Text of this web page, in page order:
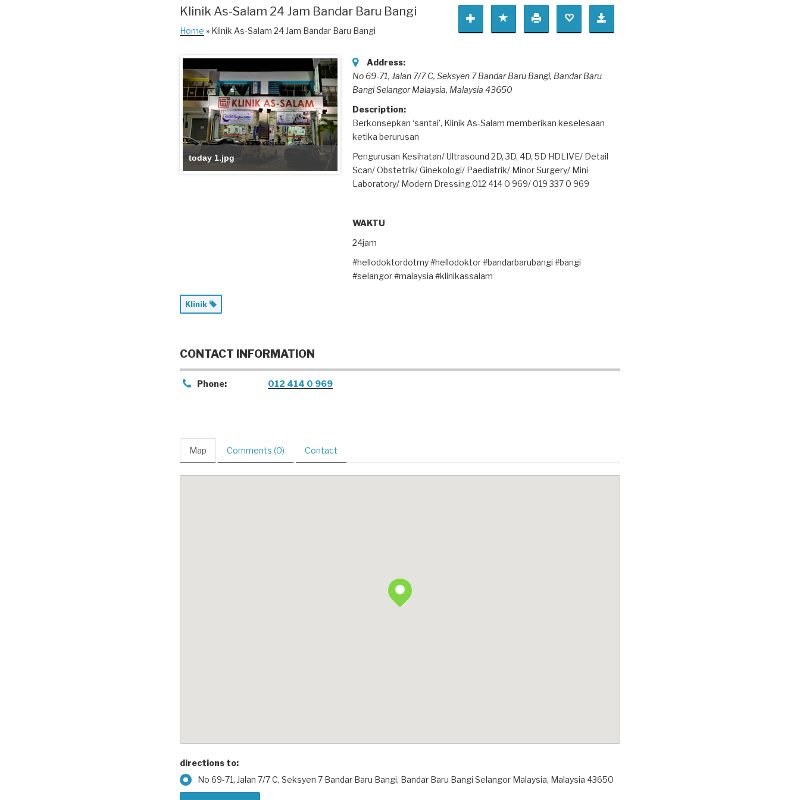
Klinik As-Salam 24 Jam Bandar Baru Bangi
Home » Klinik As-Salam 24 Jam Bandar Baru Bangi
today 1.jpg
Address:
No 69-71, Jalan 7/7 C, Seksyen 7 Bandar Baru Bangi, Bandar Baru
Bangi Selangor Malaysia, Malaysia 43650
Description:
Berkonsepkan ‘santai’, Klinik As-Salam memberikan keselesaan
ketika berurusan
Pengurusan Kesihatan/ Ultrasound 2D, 3D, 4D, 5D HDLIVE/ Detail
Scan/ Obstetrik/ Ginekologi/ Paediatrik/ Minor Surgery/ Mini
Laboratory/ Modern Dressing.012 414 0 969/ 019 337 0 969
WAKTU
24jam
#hellodoktordotmy #hellodoktor #bandarbarubangi #bangi
#selangor #malaysia #klinikassalam
Klinik
CONTACT INFORMATION
Phone: 012 414 0 969
Map Comments (0) Contact
directions to:
No 69-71, Jalan 7/7 C, Seksyen 7 Bandar Baru Bangi, Bandar Baru Bangi Selangor Malaysia, Malaysia 43650